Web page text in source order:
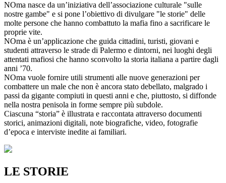
NOma nasce da un’iniziativa dell’associazione culturale "sulle
nostre gambe" e si pone l’obiettivo di divulgare "le storie" delle
molte persone che hanno combattuto la mafia fino a sacrificare le
proprie vite.
NOma è un’applicazione che guida cittadini, turisti, giovani e
studenti attraverso le strade di Palermo e dintorni, nei luoghi degli
attentati mafiosi che hanno sconvolto la storia italiana a partire dagli
anni ’70.
NOma vuole fornire utili strumenti alle nuove generazioni per
combattere un male che non è ancora stato debellato, malgrado i
passi da gigante compiuti in questi anni e che, piuttosto, si diffonde
nella nostra penisola in forme sempre più subdole.
Ciascuna “storia” è illustrata e raccontata attraverso documenti
storici, animazioni digitali, note biografiche, video, fotografie
d’epoca e interviste inedite ai familiari.
LE STORIE